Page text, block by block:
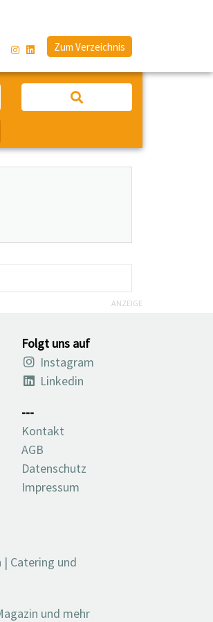
Zum Verzeichnis
ANZEIGE
Folgt uns auf
Instagram
Linkedin
---
Kontakt
AGB
Datenschutz
Impressum
| Catering und
und mehr